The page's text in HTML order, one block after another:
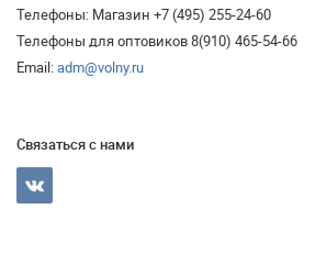
Телефоны: Магазин +7 (495) 255-24-60
Телефоны для оптовиков 8(910) 465-54-66
Email:adm@volny.ru
Связаться с нами